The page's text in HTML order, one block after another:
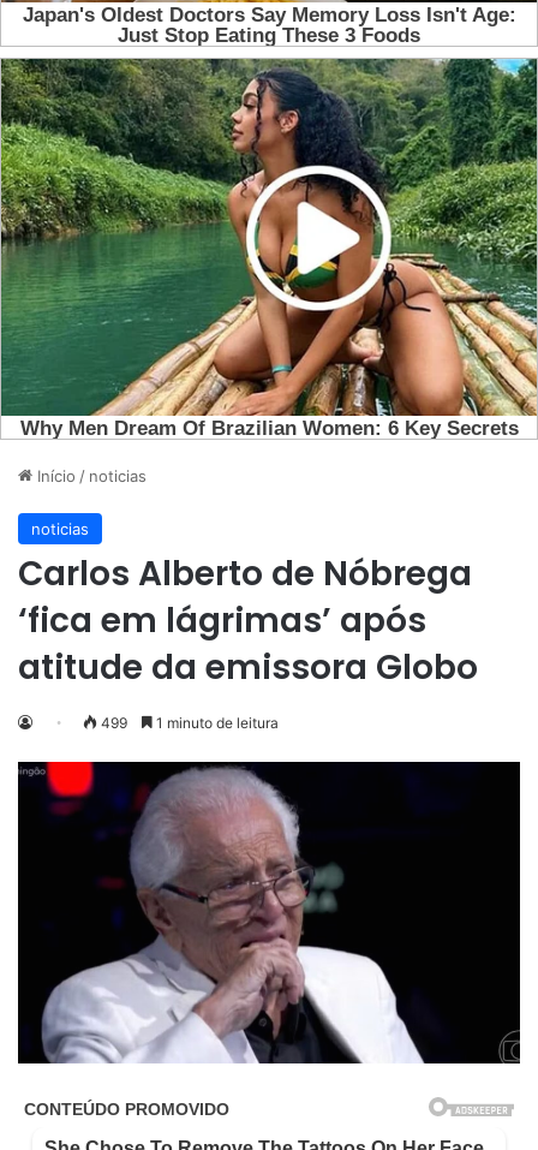
Início / noticias
noticias
Carlos Alberto de Nóbrega
‘fica em lágrimas’ após
atitude da emissora Globo
499 1 minuto de leitura